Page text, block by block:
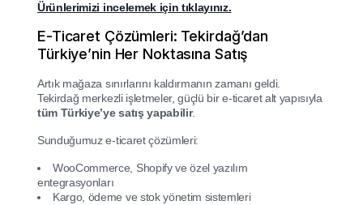
Ürünlerimizi incelemek için tıklayınız.
E-Ticaret Çözümleri: Tekirdağ’dan
Türkiye’nin Her Noktasına Satış
Artık mağaza sınırlarını kaldırmanın zamanı geldi.
Tekirdağ merkezli işletmeler, güçlü bir e-ticaret alt yapısıyla
tüm Türkiye’ye satış yapabilir.
Sunduğumuz e-ticaret çözümleri:
WooCommerce, Shopify ve özel yazılım
entegrasyonları
Kargo, ödeme ve stok yönetim sistemleri